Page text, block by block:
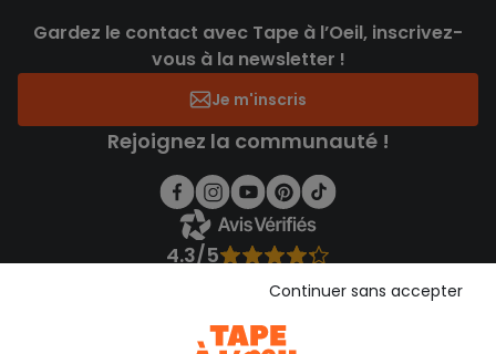
Gardez le contact avec Tape à l’Oeil, inscrivez-
vous à la newsletter !
Je m'inscris
Rejoignez la communauté !
4.3/5
Voir l’attestation de confiance
Téléchargez notre application
Continuer sans accepter